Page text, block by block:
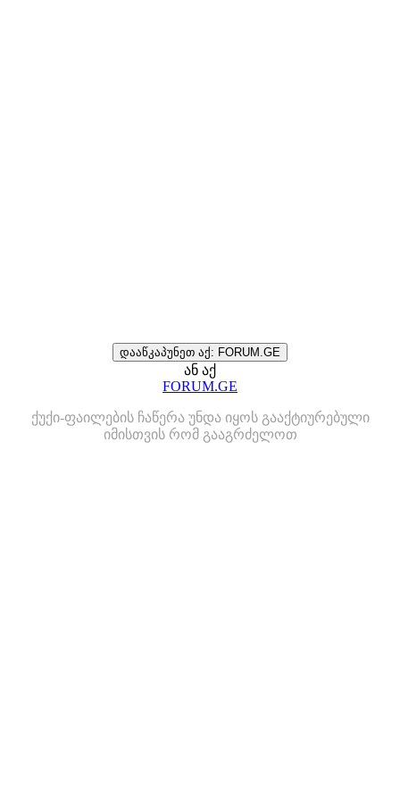
დააწკაპუნეთ აქ: FORUM.GE
ან აქ
FORUM.GE
ქუქი-ფაილების ჩაწერა უნდა იყოს გააქტიურებული
იმისთვის რომ გააგრძელოთ